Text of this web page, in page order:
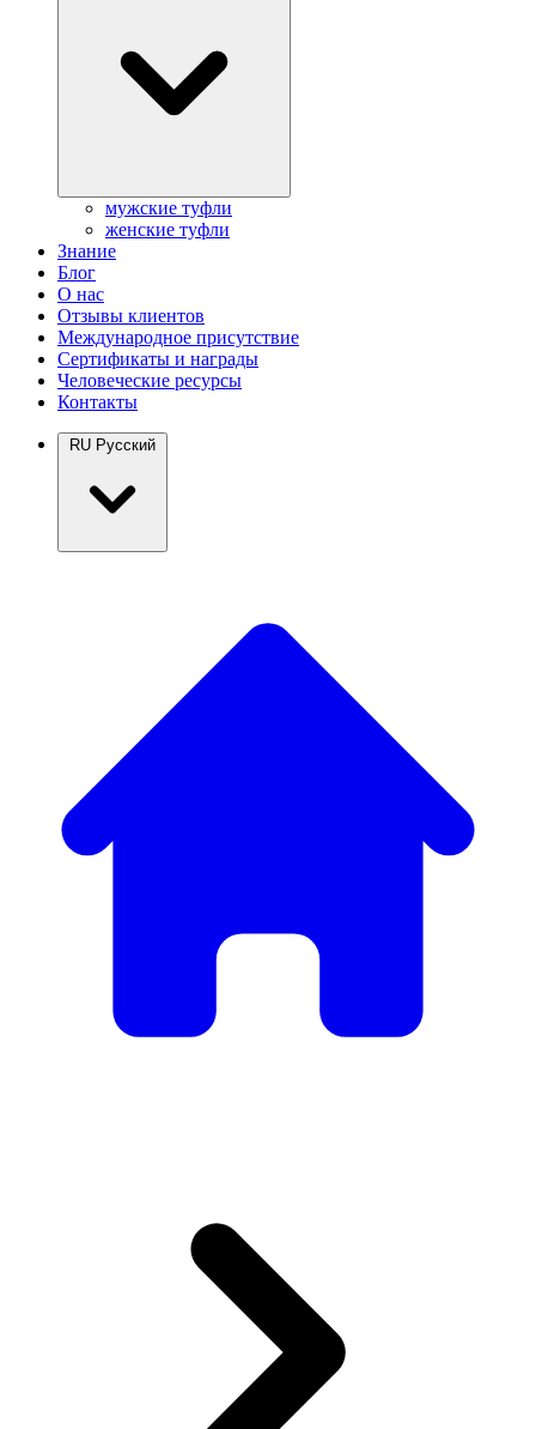
мужские туфли
женские туфли
Знание
Блог
О нас
Отзывы клиентов
Международное присутствие
Сертификаты и награды
Человеческие ресурсы
Контакты
RU Русский